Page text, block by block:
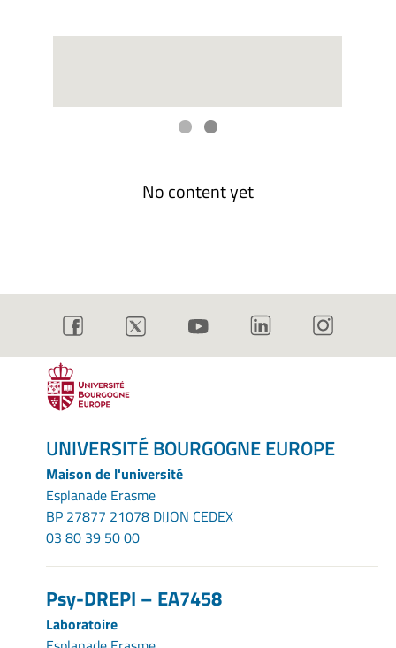
No content yet
UNIVERSITÉ BOURGOGNE EUROPE
Maison de l'université
Esplanade Erasme
BP 27877 21078 DIJON CEDEX
03 80 39 50 00
Psy-DREPI – EA7458
Laboratoire